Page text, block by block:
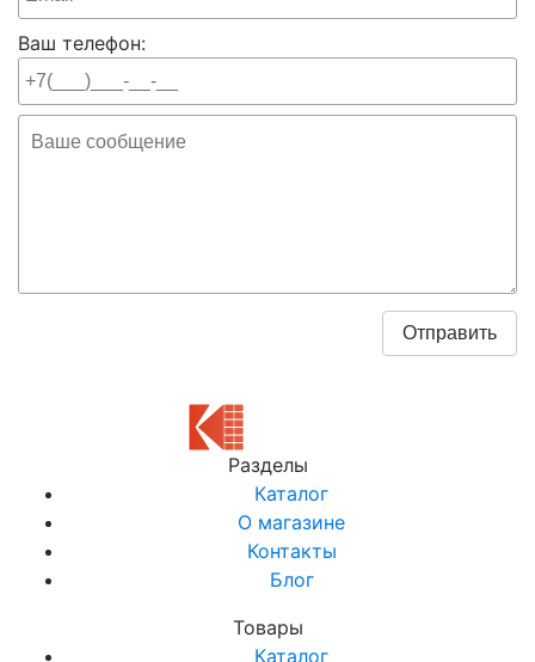
Ваш телефон:
Разделы
Каталог
О магазине
Контакты
Блог
Товары
Каталог